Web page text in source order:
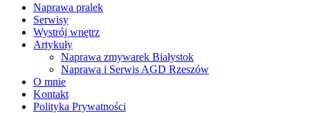
Naprawa pralek
Serwisy
Wystrój wnętrz
Artykuły
Naprawa zmywarek Białystok
Naprawa i Serwis AGD Rzeszów
O mnie
Kontakt
Polityka Prywatności